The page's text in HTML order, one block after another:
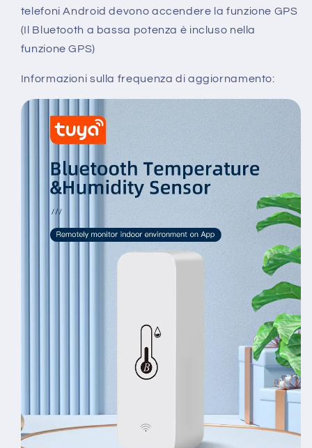
telefoni Android devono accendere la funzione GPS
(Il Bluetooth a bassa potenza è incluso nella
funzione GPS)
Informazioni sulla frequenza di aggiornamento: